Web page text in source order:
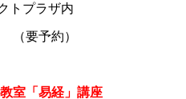
プラザ内
予約）
室「易経」講座